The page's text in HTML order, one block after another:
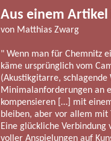
Aus einem Artikel
von Matthias Zwarg
" Wenn man für Chemnitz
käme ursprünglich vom
(Akustikgitarre, schlagende
Minimalanforderungen an
kompensieren […] mit
bleiben, aber vor allem mit
Eine glückliche Verbindung
voller Anspielungen auf